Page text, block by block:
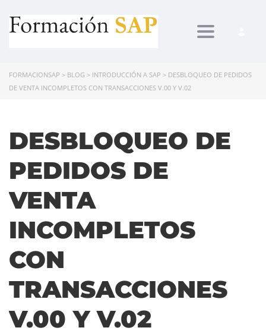
Toggle
FORMACIONSAP > BLOG > INTRODUCCIÓN A SAP > DESBLOQUEO DE PEDIDOS
DE VENTA INCOMPLETOS CON TRANSACCIONES V.00 Y V.02
DESBLOQUEO DE
PEDIDOS DE
VENTA
INCOMPLETOS
CON
TRANSACCIONES
V.00 Y V.02